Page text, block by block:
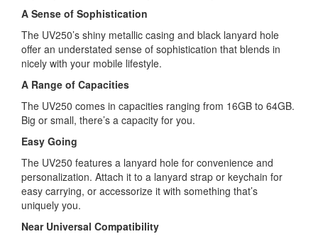
A Sense of Sophistication
The UV250’s shiny metallic casing and black lanyard hole
offer an understated sense of sophistication that blends in
nicely with your mobile lifestyle.
A Range of Capacities
The UV250 comes in capacities ranging from 16GB to 64GB.
Big or small, there’s a capacity for you.
Easy Going
The UV250 features a lanyard hole for convenience and
personalization. Attach it to a lanyard strap or keychain for
easy carrying, or accessorize it with something that’s
uniquely you.
Near Universal Compatibility